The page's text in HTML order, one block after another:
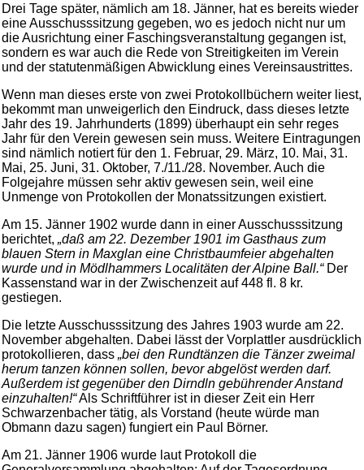
Drei Tage später, nämlich am 18. Jänner, hat es bereits wieder
eine Ausschusssitzung gegeben, wo es jedoch nicht nur um
die Ausrichtung einer Faschingsveranstaltung gegangen ist,
sondern es war auch die Rede von Streitigkeiten im Verein
und der statutenmäßigen Abwicklung eines Vereinsaustrittes.
Wenn man dieses erste von zwei Protokollbüchern weiter liest,
bekommt man unweigerlich den Eindruck, dass dieses letzte
Jahr des 19. Jahrhunderts (1899) überhaupt ein sehr reges
Jahr für den Verein gewesen sein muss. Weitere Eintragungen
sind nämlich notiert für den 1. Februar, 29. März, 10. Mai, 31.
Mai, 25. Juni, 31. Oktober, 7./11./28. November. Auch die
Folgejahre müssen sehr aktiv gewesen sein, weil eine
Unmenge von Protokollen der Monatssitzungen existiert.
Am 15. Jänner 1902 wurde dann in einer Ausschusssitzung
berichtet, „daß am 22. Dezember 1901 im Gasthaus zum
blauen Stern in Maxglan eine Christbaumfeier abgehalten
wurde und in Mödlhammers Localitäten der Alpine Ball.“Der
Kassenstand war in der Zwischenzeit auf 448 fl. 8 kr.
gestiegen.
Die letzte Ausschusssitzung des Jahres 1903 wurde am 22.
November abgehalten. Dabei lässt der Vorplattler ausdrücklich
protokollieren, dass „bei den Rundtänzen die Tänzer zweimal
herum tanzen können sollen, bevor abgelöst werden darf.
Außerdem ist gegenüber den Dirndln gebührender Anstand
einzuhalten!“Als Schriftführer ist in dieser Zeit ein Herr
Schwarzenbacher tätig, als Vorstand (heute würde man
Obmann dazu sagen) fungiert ein Paul Börner.
Am 21. Jänner 1906 wurde laut Protokoll die